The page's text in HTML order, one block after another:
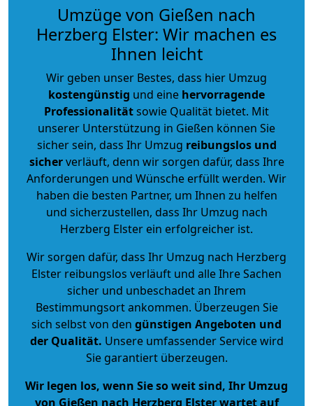
Umzüge von Gießen nach
Herzberg Elster: Wir machen es
Ihnen leicht
Wir geben unser Bestes, dass hier Umzug
kostengünstig und eine hervorragende
Professionalitätsowie Qualität bietet. Mit
unserer Unterstützung in Gießen können Sie
sicher sein, dass Ihr Umzug reibungslos und
sicherverläuft, denn wir sorgen dafür, dass Ihre
Anforderungen und Wünsche erfüllt werden. Wir
haben die besten Partner, um Ihnen zu helfen
und sicherzustellen, dass Ihr Umzug nach
Herzberg Elster ein erfolgreicher ist.
Wir sorgen dafür, dass Ihr Umzug nach Herzberg
Elster reibungslos verläuft und alle Ihre Sachen
sicher und unbeschadet an Ihrem
Bestimmungsort ankommen. Überzeugen Sie
sich selbst von den günstigen Angeboten und
der Qualität. Unsere umfassender Service wird
Sie garantiert überzeugen.
Wir legen los, wenn Sie so weit sind, Ihr Umzug
von Gießen nach Herzberg Elster wartet auf